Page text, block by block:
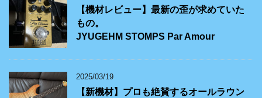
【機材レビュー】最新の歪が求めていた
もの。
JYUGEHM STOMPS Par Amour
2025/03/19
【新機材】プロも絶賛するオールラウン